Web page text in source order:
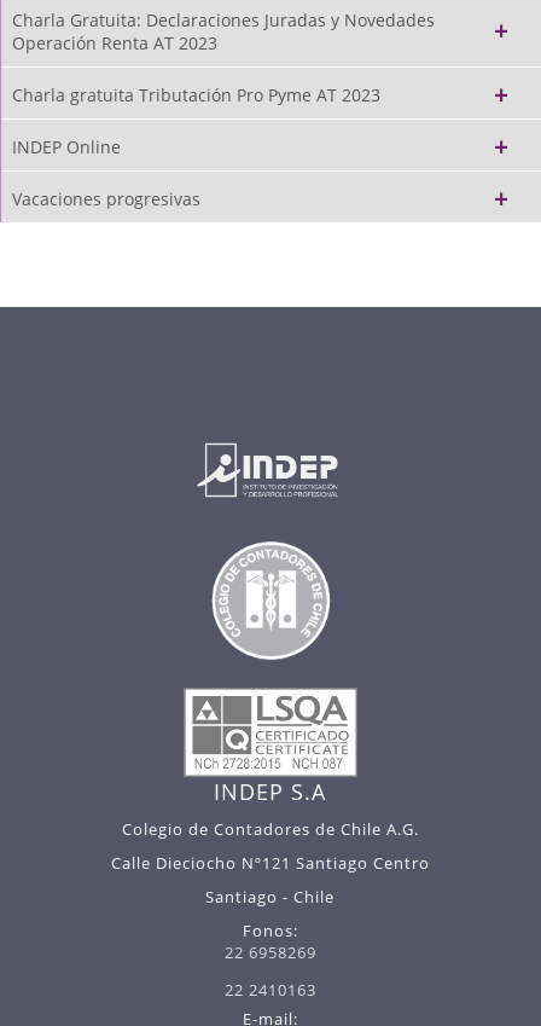
Charla Gratuita: Declaraciones Juradas y Novedades
Operación Renta AT 2023
Charla gratuita Tributación Pro Pyme AT 2023
INDEP Online
Vacaciones progresivas
INDEP S.A
Colegio de Contadores de Chile A.G.
Calle Dieciocho Nº121 Santiago Centro
Santiago - Chile
Fonos:
22 6958269
22 2410163
E-mail: